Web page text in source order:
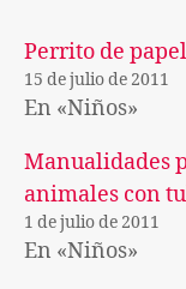
Perrito de
15 de julio de 2011
En «Niños»
Manualidades
animales con
1 de julio de 2011
En «Niños»